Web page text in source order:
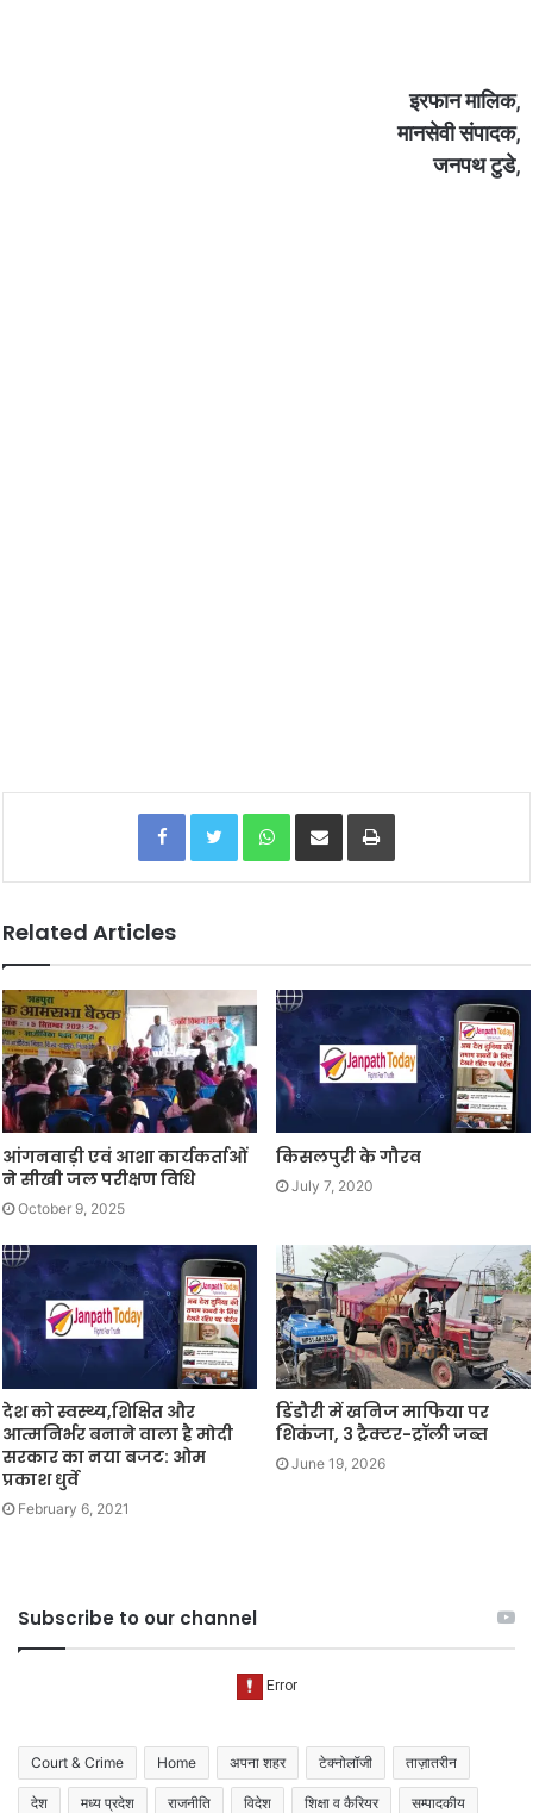
इरफान मालिक,
मानसेवी संपादक,
जनपथ टुडे,
Facebook Twitter WhatsApp
Related Articles
आंगनवाड़ी एवं आशा कार्यकर्ताओं
ने सीखी जल परीक्षण विधि
October 9, 2025
किसलपुरी के गौरव
July 7, 2020
देश को स्वस्थ्य,शिक्षित और
आत्मनिर्भर बनाने वाला है मोदी
सरकार का नया बजट: ओम
प्रकाश धुर्वे
February 6, 2021
डिंडौरी में खनिज माफिया पर
शिकंजा, 3 ट्रैक्टर-ट्रॉली जब्त
June 19, 2026
Subscribe to our channel
Court & Crime Home अपना शहर टेक्नोलॉजी ताज़ातरीन
देश मध्य प्रदेश राजनीति विदेश शिक्षा व कैरियर सम्पादकीय